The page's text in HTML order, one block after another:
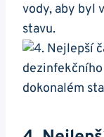
vody, aby byl
stavu.